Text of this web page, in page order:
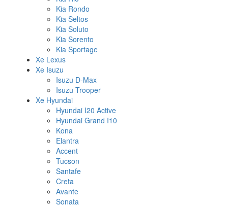
Kia Rondo
Kia Seltos
Kia Soluto
Kia Sorento
Kia Sportage
Xe Lexus
Xe Isuzu
Isuzu D-Max
Isuzu Trooper
Xe Hyundai
Hyundai I20 Active
Hyundai Grand I10
Kona
Elantra
Accent
Tucson
Santafe
Creta
Avante
Sonata